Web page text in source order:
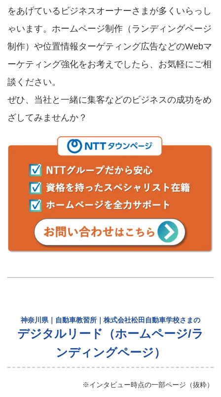
をあげているビジネスオーナーさまが多くいらっし
ゃいます。ホームページ制作（ランディングページ
制作）や位置情報ターゲティング広告などのWebマ
ーケティング強化をお考えでしたら、お気軽にご相
談ください。
ぜひ、当社と一緒に集客などのビジネスの成功をめ
ざしてみませんか？
神奈川県｜自動車教習所｜株式会社松田自動車学校さまの
デジタルリード（ホームページ/ラ
ンディングページ）
※インタビュー時点の一部ページ（抜粋）